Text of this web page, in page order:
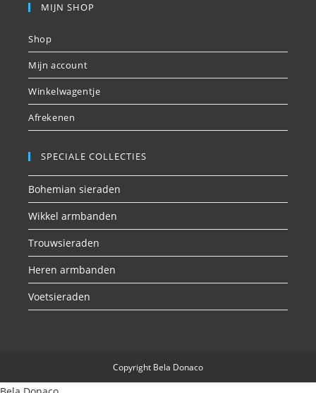
MIJN SHOP
Shop
Mijn account
Winkelwagentje
Afrekenen
SPECIALE COLLECTIES
Bohemian sieraden
Wikkel armbanden
Trouwsieraden
Heren armbanden
Voetsieraden
Copyright Bela Donaco